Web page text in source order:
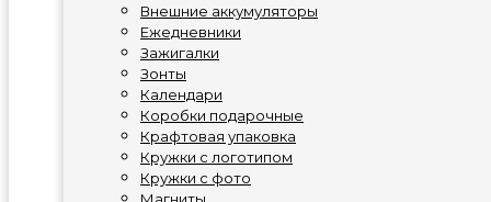
Внешние аккумуляторы
Ежедневники
Зажигалки
Зонты
Календари
Коробки подарочные
Крафтовая упаковка
Кружки с логотипом
Кружки с фото
Магниты